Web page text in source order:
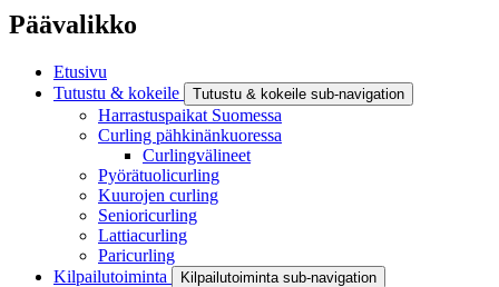
Päävalikko
Etusivu
Tutustu & kokeile
Tutustu & kokeile sub-navigation
Harrastuspaikat Suomessa
Curling pähkinänkuoressa
Curlingvälineet
Pyörätuolicurling
Kuurojen curling
Senioricurling
Lattiacurling
Paricurling
Kilpailutoiminta
Kilpailutoiminta sub-navigation